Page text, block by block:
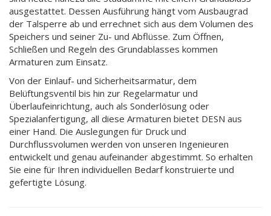
ausgestattet. Dessen Ausführung hängt vom Ausbaugrad
der Talsperre ab und errechnet sich aus dem Volumen des
Speichers und seiner Zu- und Abflüsse. Zum Öffnen,
Schließen und Regeln des Grundablasses kommen
Armaturen zum Einsatz.
Von der Einlauf- und Sicherheitsarmatur, dem
Belüftungsventil bis hin zur Regelarmatur und
Überlaufeinrichtung, auch als Sonderlösung oder
Spezialanfertigung, all diese Armaturen bietet DESN aus
einer Hand. Die Auslegungen für Druck und
Durchflussvolumen werden von unseren Ingenieuren
entwickelt und genau aufeinander abgestimmt. So erhalten
Sie eine für Ihren individuellen Bedarf konstruierte und
gefertigte Lösung.